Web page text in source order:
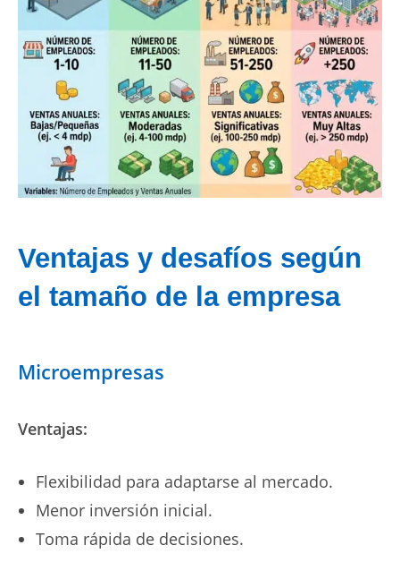
Ventajas y desafíos según
el tamaño de la empresa
Microempresas
Ventajas:
Flexibilidad para adaptarse al mercado.
Menor inversión inicial.
Toma rápida de decisiones.